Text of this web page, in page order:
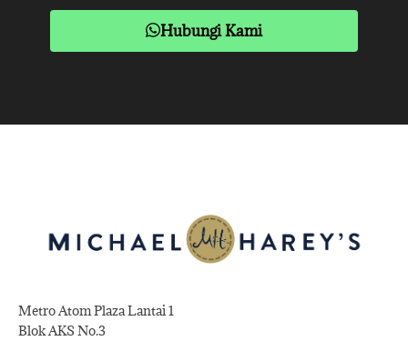
Hubungi Kami
Metro Atom Plaza Lantai 1
Blok AKS No.3